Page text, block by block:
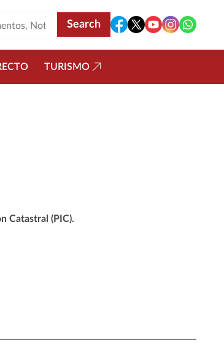
TURISMO
Catastral (PIC).